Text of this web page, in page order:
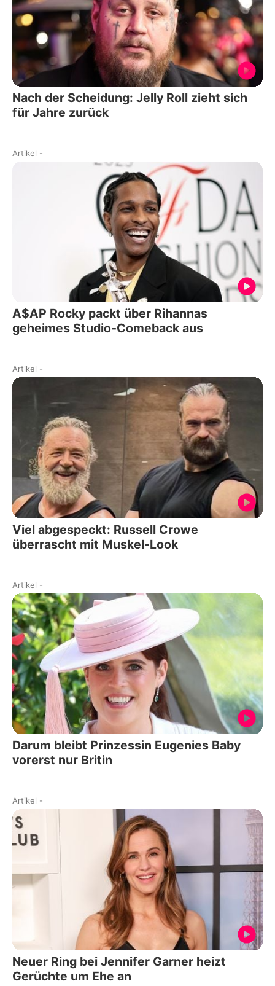
Nach der Scheidung: Jelly Roll zieht sich
für Jahre zurück
Artikel -
A$AP Rocky packt über Rihannas
geheimes Studio-Comeback aus
Artikel -
Viel abgespeckt: Russell Crowe
überrascht mit Muskel-Look
Artikel -
Darum bleibt Prinzessin Eugenies Baby
vorerst nur Britin
Artikel -
Neuer Ring bei Jennifer Garner heizt
Gerüchte um Ehe an